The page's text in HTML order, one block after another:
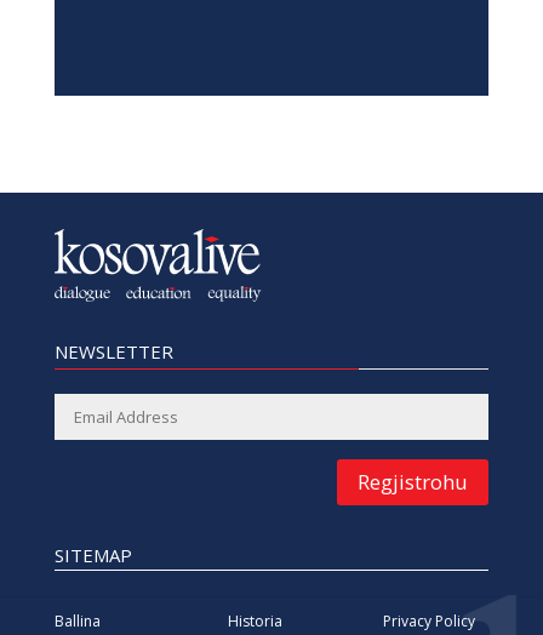
NEWSLETTER
Regjistrohu
SITEMAP
Ballina
Historia
Privacy Policy